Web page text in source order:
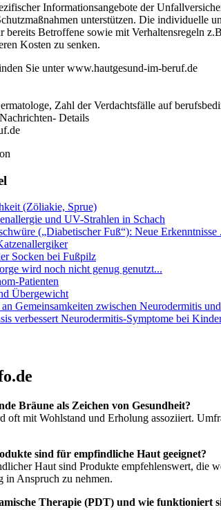
Informationsangebote der
unterstützen. Die individuelle
bereits Betroffene sowie mit Verhaltensregeln
Kosten zu senken.
Sie unter www.hautgesund-im-beruf.de
Zahl der Verdachtsfälle auf
Details
(Zöliakie, Sprue)
und UV-Strahlen in Schach
(„Diabetischer Fuß“): Neue Erkenntnisse
Socken bei Fußpilz
wird noch nicht genug genutzt...
Patienten
Übergewicht
Gemeinsamkeiten zwischen Neurodermitis
verbessert Neurodermitis-Symptome bei
Bräune als Zeichen von Gesundheit?
oft mit Wohlstand und Erholung assoziiert.
sind für empfindliche Haut geeignet?
Haut sind Produkte empfehlenswert, die
in Anspruch zu nehmen.
Therapie (PDT) und wie funktioniert